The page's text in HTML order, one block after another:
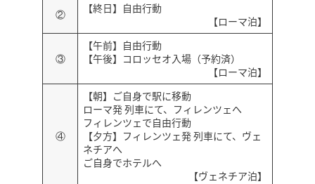
②
【終日】自由行動
【ローマ泊】
③
【午前】自由行動
【午後】コロッセオ入場（予約済）
【ローマ泊】
④
【朝】ご自身で駅に移動
ローマ発 列車にて、フィレンツェへ
フィレンツェで自由行動
【夕方】フィレンツェ発 列車にて、ヴェ
ネチアへ
ご自身でホテルへ
【ヴェネチア泊】